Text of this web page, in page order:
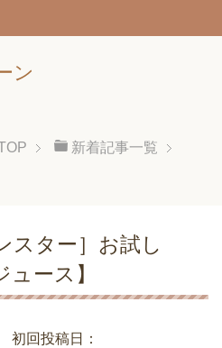
ン
新着記事一覧
スター］お試し
ース】
回投稿日：